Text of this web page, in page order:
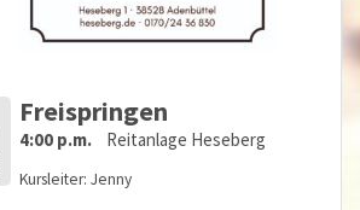
Freispringen
4:00 p.m. Reitanlage Heseberg
Kursleiter: Jenny